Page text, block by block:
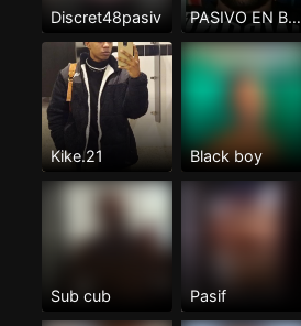
Discret48pasiv PASIVO EN BUSCA DE ACTIVO
Kike.21 Black boy
Sub cub Pasif